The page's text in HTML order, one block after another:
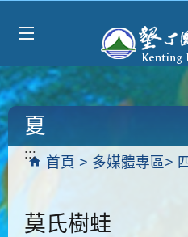
:::
首頁 多媒體專區
夏
莫氏樹蛙